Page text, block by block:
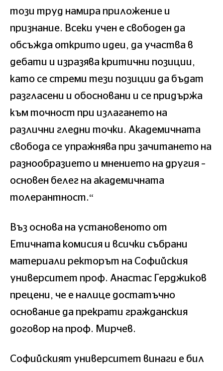
този труд намира приложение и
признание. Всеки учен е свободен да
обсъжда открито идеи, да участва в
дебати и изразява критични позиции,
като се стреми тези позиции да бъдат
разгласени и обосновани и се придържа
към точност при излагането на
различни гледни точки. Академичната
свобода се упражнява при зачитането на
разнообразието и мнението на другия –
основен белег на академичната
толерантност.“
Въз основа на установеното от
Етичната комисия и всички събрани
материали ректорът на Софийския
университет проф. Анастас Герджиков
прецени, че е налице достатъчно
основание да прекрати гражданския
договор на проф. Мирчев.
Софийският университет винаги е бил